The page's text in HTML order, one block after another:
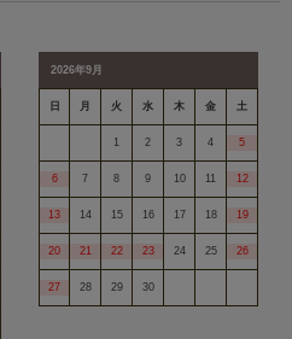
2026年9月
日 月 火 水 木 金 土
1 2 3 4 5
6 7 8 9 10 11 12
13 14 15 16 17 18 19
20 21 22 23 24 25 26
27 28 29 30